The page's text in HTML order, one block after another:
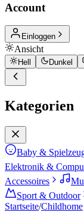
Account
Einloggen
Ansicht
Hell Dunkel
Kategorien
Baby &
Elektronik &
Accessoires
Sport & Outdoor
Startseite/Childhome